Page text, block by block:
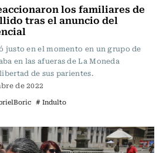
los familiares de
tras el anuncio del
justo en el momento en un grupo de
en las afueras de La Moneda
de sus parientes.
de 2022
# Indulto